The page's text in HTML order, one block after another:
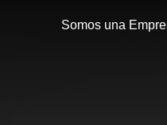
Somos una